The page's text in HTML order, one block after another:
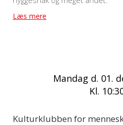
Læs mere
Mandag d. 01.
Kl.
Kulturklubben for